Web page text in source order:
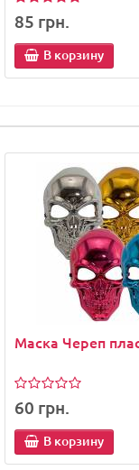
85 грн.
В корзину
Маска Череп
60 грн.
В корзину